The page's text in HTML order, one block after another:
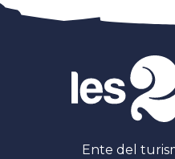
Ente del